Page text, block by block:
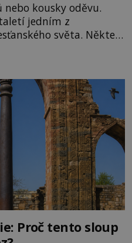
kousky oděvu.
jedním z
světa. Některé
jiné provází
objevy. Jejich osudy
hodnotu. Nejsou
Proč tento sloup